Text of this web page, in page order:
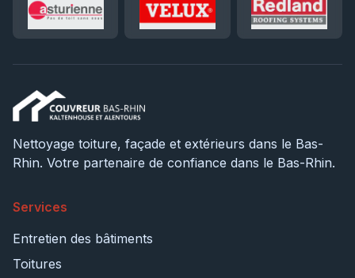
Nettoyage toiture, façade et extérieurs dans le Bas-
Rhin. Votre partenaire de confiance dans le Bas-Rhin.
Services
Entretien des bâtiments
Toitures